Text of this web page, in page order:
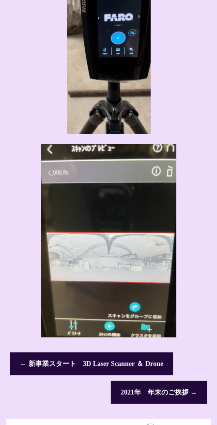
← 新事業スタート 3D Laser Scanner ＆ Drone
2021年 年末のご挨拶 →